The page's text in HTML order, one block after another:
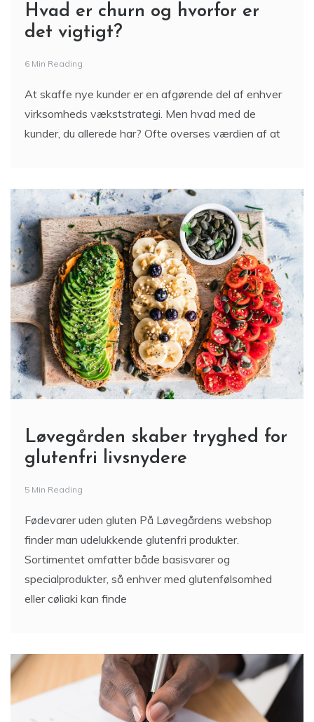
Hvad er churn og hvorfor er
det vigtigt?
6 Min Reading
At skaffe nye kunder er en afgørende del af enhver
virksomheds vækststrategi. Men hvad med de
kunder, du allerede har? Ofte overses værdien af at
Løvegården skaber tryghed for
glutenfri livsnydere
5 Min Reading
Fødevarer uden gluten På Løvegårdens webshop
finder man udelukkende glutenfri produkter.
Sortimentet omfatter både basisvarer og
specialprodukter, så enhver med glutenfølsomhed
eller cøliaki kan finde